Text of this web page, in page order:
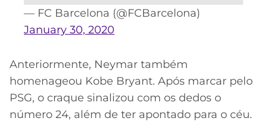
— FC Barcelona (@FCBarcelona)
January 30, 2020
Anteriormente, Neymar também
homenageou Kobe Bryant. Após marcar pelo
PSG, o craque sinalizou com os dedos o
número 24, além de ter apontado para o céu.